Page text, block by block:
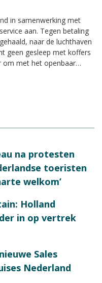
in samenwerking met
aan. Tegen betaling
naar de luchthaven
geen gesleep met koffers
om met het openbaar
na protesten
toeristen
welkom’
Holland
in op vertrek
Sales
Nederland